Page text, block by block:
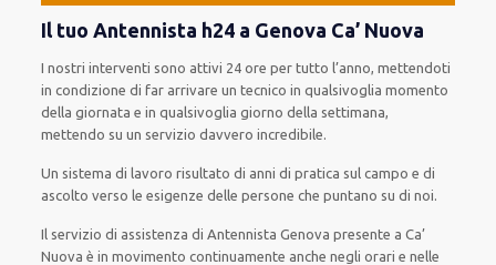
Il tuo Antennista h24 a Genova Ca’ Nuova
I nostri interventi sono attivi 24 orepertutto l’anno, mettendoti
in condizione di far arrivare untecnico inqualsivoglia momento
della giornata e inqualsivoglia giorno della settimana,
mettendo su un serviziodavvero incredibile.
Un sistema di lavoro risultato di anni di pratica sul campo e di
ascolto verso le esigenzedelle persone che puntano su di noi.
Il servizio di assistenza di Antennista Genovapresente a Ca’
Nuova èin movimento continuamente anchenegli orari e nelle